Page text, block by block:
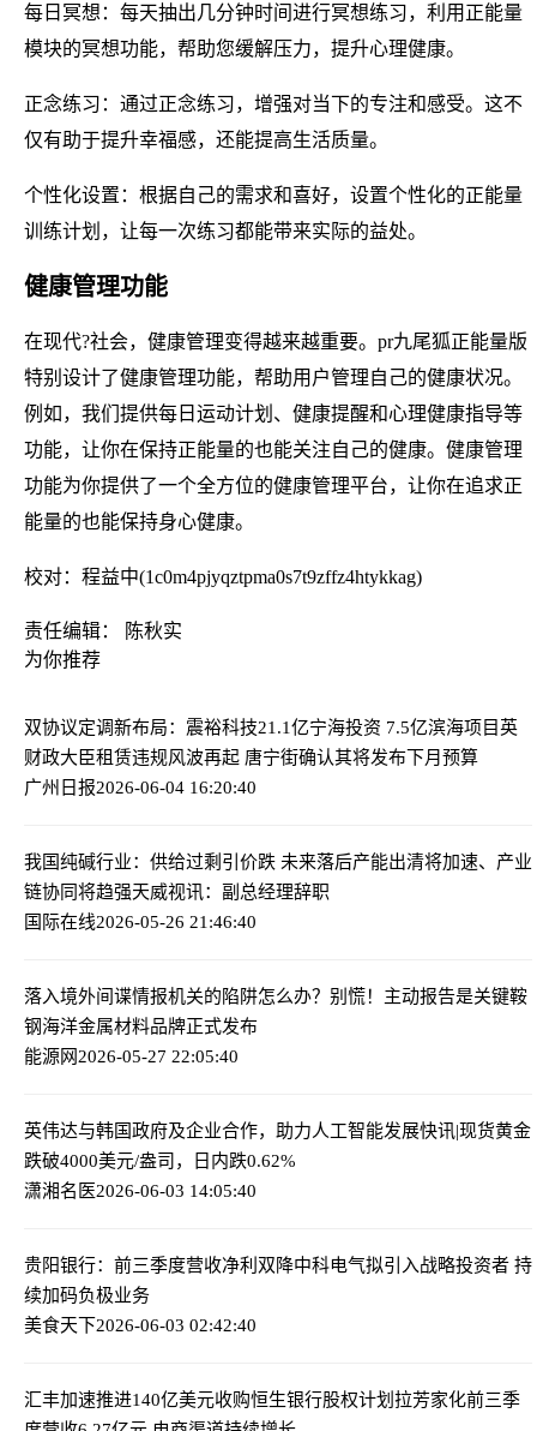
每日冥想：每天抽出几分钟时间进行冥想练习，利用正能量
模块的冥想功能，帮助您缓解压力，提升心理健康。
正念练习：通过正念练习，增强对当下的专注和感受。这不
仅有助于提升幸福感，还能提高生活质量。
个性化设置：根据自己的需求和喜好，设置个性化的正能量
训练计划，让每一次练习都能带来实际的益处。
健康管理功能
在现代?社会，健康管理变得越来越重要。pr九尾狐正能量版
特别设计了健康管理功能，帮助用户管理自己的健康状况。
例如，我们提供每日运动计划、健康提醒和心理健康指导等
功能，让你在保持正能量的也能关注自己的健康。健康管理
功能为你提供了一个全方位的健康管理平台，让你在追求正
能量的也能保持身心健康。
校对：程益中(1c0m4pjyqztpma0s7t9zffz4htykkag)
责任编辑： 陈秋实
为你推荐
双协议定调新布局：震裕科技21.1亿宁海投资 7.5亿滨海项目英
财政大臣租赁违规风波再起 唐宁街确认其将发布下月预算
广州日报2026-06-04 16:20:40
我国纯碱行业：供给过剩引价跌 未来落后产能出清将加速、产业
链协同将趋强天威视讯：副总经理辞职
国际在线2026-05-26 21:46:40
落入境外间谍情报机关的陷阱怎么办？别慌！主动报告是关键鞍
钢海洋金属材料品牌正式发布
能源网2026-05-27 22:05:40
英伟达与韩国政府及企业合作，助力人工智能发展快讯|现货黄金
跌破4000美元/盎司，日内跌0.62%
潇湘名医2026-06-03 14:05:40
贵阳银行：前三季度营收净利双降中科电气拟引入战略投资者 持
续加码负极业务
美食天下2026-06-03 02:42:40
汇丰加速推进140亿美元收购恒生银行股权计划 拉芳家化前三季